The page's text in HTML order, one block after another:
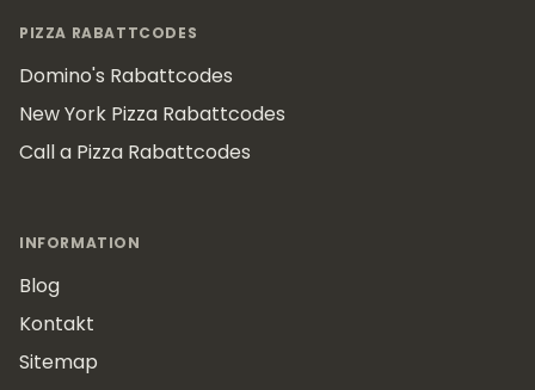
PIZZA RABATTCODES
Domino's Rabattcodes
New York Pizza Rabattcodes
Call a Pizza Rabattcodes
INFORMATION
Blog
Kontakt
Sitemap